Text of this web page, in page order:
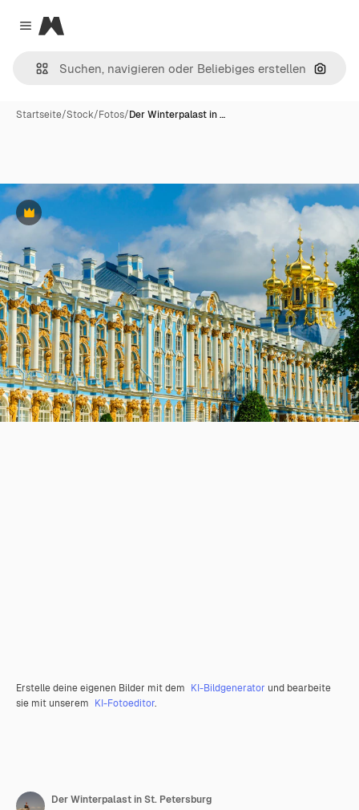
Close menu
Magnific
Nach
Startseite/Stock/Fotos/Der Winterpalast in …
Premium
Erstelle deine eigenen Bilder mit dem KI-Bildgenerator und bearbeite
sie mit unserem KI-Fotoeditor.
Der Winterpalast in St. Petersburg